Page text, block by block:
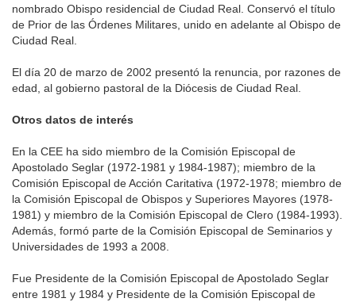
nombrado Obispo residencial de Ciudad Real. Conservó el título
de Prior de las Órdenes Militares, unido en adelante al Obispo de
Ciudad Real.
El día 20 de marzo de 2002 presentó la renuncia, por razones de
edad, al gobierno pastoral de la Diócesis de Ciudad Real.
Otros datos de interés
En la CEE ha sido miembro de la Comisión Episcopal de
Apostolado Seglar (1972-1981 y 1984-1987); miembro de la
Comisión Episcopal de Acción Caritativa (1972-1978; miembro de
la Comisión Episcopal de Obispos y Superiores Mayores (1978-
1981) y miembro de la Comisión Episcopal de Clero (1984-1993).
Además, formó parte de la Comisión Episcopal de Seminarios y
Universidades de 1993 a 2008.
Fue Presidente de la Comisión Episcopal de Apostolado Seglar
entre 1981 y 1984 y Presidente de la Comisión Episcopal de